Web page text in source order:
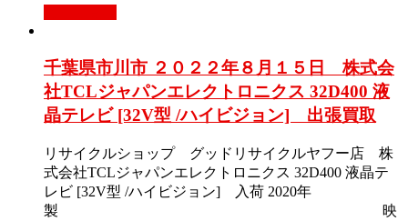
千葉県市川市 ２０２２年８月１５日 株式会
社TCLジャパンエレクトロニクス 32D400 液
晶テレビ [32V型 /ハイビジョン] 出張買取
リサイクルショップ グッドリサイクルヤフー店 株
式会社TCLジャパンエレクトロニクス 32D400 液晶テ
レビ [32V型 /ハイビジョン] 入荷 2020年
製 映